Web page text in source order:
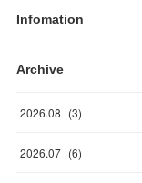
Infomation
Archive
2026.08 (3)
2026.07 (6)